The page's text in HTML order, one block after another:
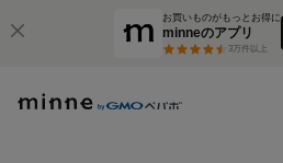
お買いものがもっとお得に
minneのアプリ
3万件以上